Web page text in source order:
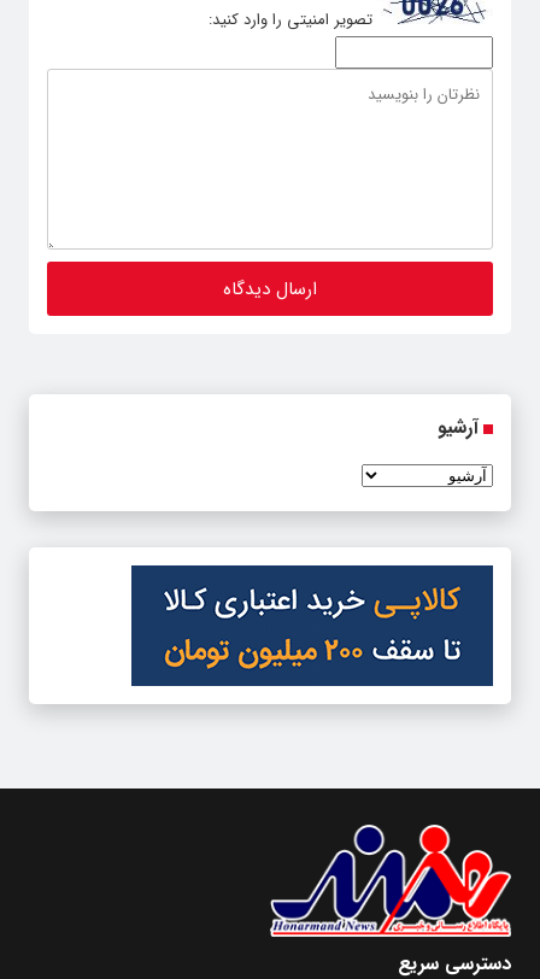
تصویر امنیتی را وارد کنید:
آرشیو
دسترسی سریع